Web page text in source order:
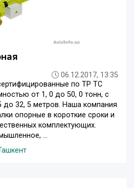
06.12.2017, 13:35
по ТР ТС
от 1, 0 до 50, 0 тонн, с
до 32, 5 метров. Наша компания
опорные в короткие сроки и
комплектующих.
...